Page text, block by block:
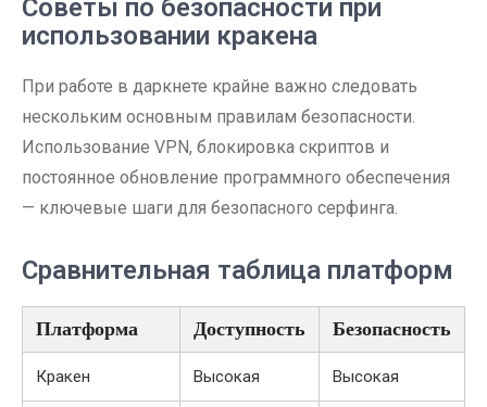
Советы по безопасности при
использовании кракена
При работе в даркнете крайне важно следовать
нескольким основным правилам безопасности.
Использование VPN, блокировка скриптов и
постоянное обновление программного обеспечения
— ключевые шаги для безопасного серфинга.
Сравнительная таблица платформ
Платформа Доступность Безопасность
Кракен Высокая Высокая